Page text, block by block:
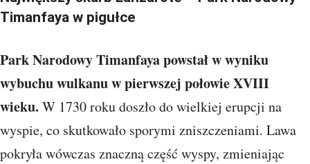
Timanfaya w pigułce
Park Narodowy Timanfaya powstał w wyniku
wybuchu wulkanu w pierwszej połowie XVIII
wieku. W 1730 roku doszło do wielkiej erupcji na
wyspie, co skutkowało sporymi zniszczeniami. Lawa
pokryła wówczas znaczną część wyspy, zmieniając